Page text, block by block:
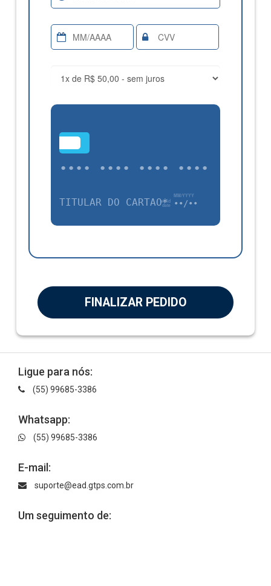
•••• •••• •••• ••••
TÍTULAR DO CARTÃO* ••/••
FINALIZAR PEDIDO
Ligue para nós:
(55) 99685-3386
Whatsapp:
(55) 99685-3386
E-mail:
suporte@ead.gtps.com.br
Um seguimento de: